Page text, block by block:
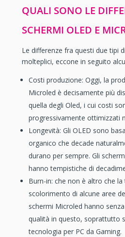
QUALI SONO LE
SCHERMI OLED E
Le differenze fra questi due tipi
molteplici, eccone in seguito
Costi produzione: Oggi, la
Microled è decisamente più
quella degli Oled, i cui costi
progressivamente ottimizzati
Longevità: Gli OLED sono
organico che decade
durano per sempre. Gli
hanno tempistiche di
Burn-in: che non è altro che la
scolorimento di alcune aree
schermi Microled hanno
qualità in questo, soprattutto
tecnologia per PC da Gaming.